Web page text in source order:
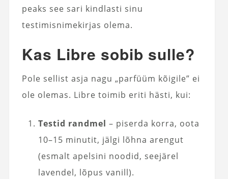
peaks see sari kindlasti sinu
testimisnimekirjas olema.
Kas Libre sobib sulle?
Pole sellist asja nagu „parfüüm kõigile” ei
ole olemas. Libre toimib eriti hästi, kui:
Testid randmel – piserda korra, oota
10–15 minutit, jälgi lõhna arengut
(esmalt apelsini noodid, seejärel
lavendel, lõpus vanill).